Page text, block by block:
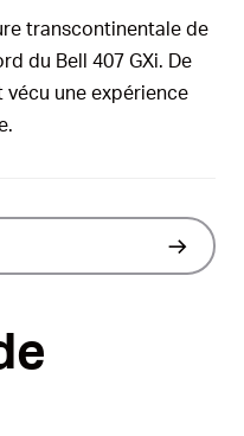
transcontinentale de
du Bell 407 GXi. De
vécu une expérience